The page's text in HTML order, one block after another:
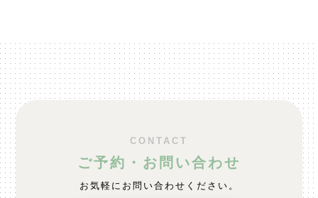
CONTACT
ご予約・お問い合わせ
お気軽にお問い合わせください。